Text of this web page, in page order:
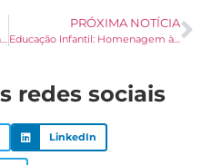
Anos Finais 8° ANO- Café da manhã com alguém especial
PRÓXIMA NOTÍCIA
Educação Infantil: Homenagem às mães – Dia 03/05
redes sociais
LinkedIn